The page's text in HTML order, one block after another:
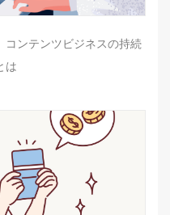
コンテンツビジネスの持続
は